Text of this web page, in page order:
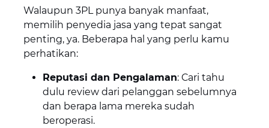
Walaupun 3PL punya banyak manfaat,
memilih penyedia jasa yang tepat sangat
penting, ya. Beberapa hal yang perlu kamu
perhatikan:
Reputasi dan Pengalaman: Cari tahu
dulu review dari pelanggan sebelumnya
dan berapa lama mereka sudah
beroperasi.